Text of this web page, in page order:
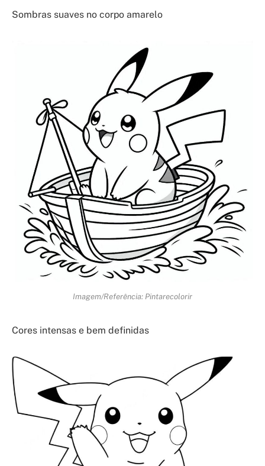
Sombras suaves no corpo amarelo
Imagem/Referência: Pintarecolorir
Cores intensas e bem definidas